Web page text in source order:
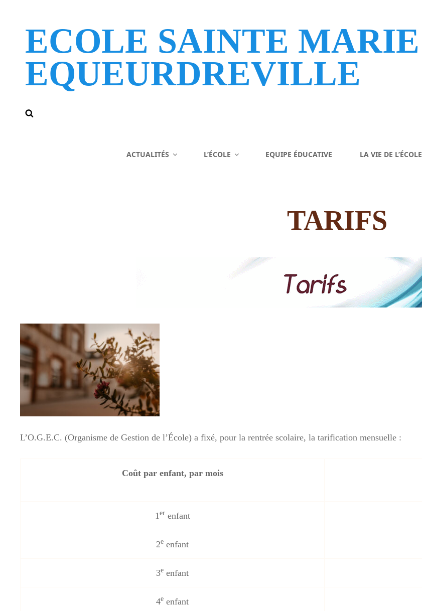
ECOLE SAINTE MARIE
EQUEURDREVILLE
ACTUALITÉS L’ÉCOLE EQUIPE ÉDUCATIVE LA VIE DE L’ÉCOLE
TARIFS
L’O.G.E.C. (Organisme de Gestion de l’École) a fixé, pour la rentrée scolaire, la tarification mensuelle :
Coût par enfant, par mois
1 erenfant
2e enfant
3e enfant
4e enfant